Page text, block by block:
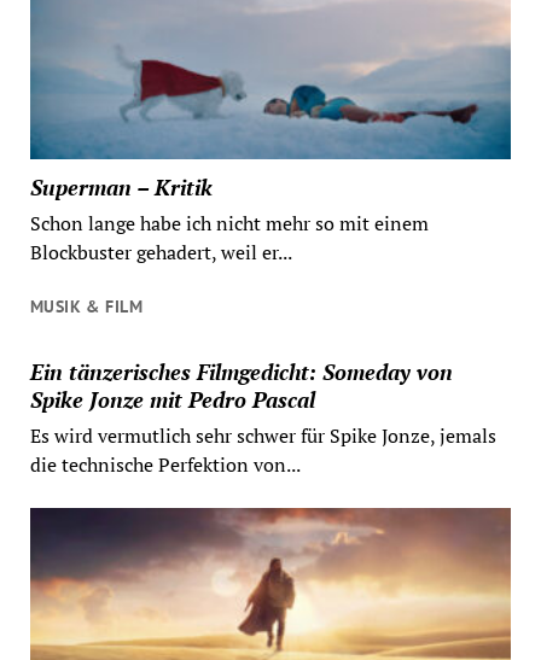
Superman – Kritik
Schon lange habe ich nicht mehr so mit einem
Blockbuster gehadert, weil er...
MUSIK & FILM
Ein tänzerisches Filmgedicht: Someday von
Spike Jonze mit Pedro Pascal
Es wird vermutlich sehr schwer für Spike Jonze, jemals
die technische Perfektion von...